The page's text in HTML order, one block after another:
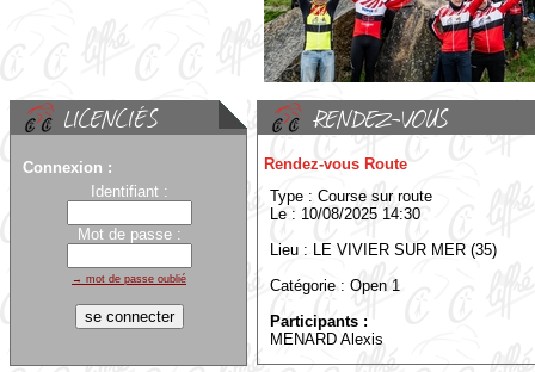
Connexion :
Identifiant :
Mot de passe :
→ mot de passe oublié
Rendez-vous Route
Type : Course sur route
Le : 10/08/2025 14:30
Lieu : LE VIVIER SUR MER (35)
Catégorie : Open 1
Participants :
MENARD Alexis